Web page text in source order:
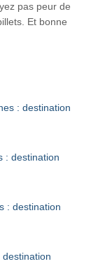
pas peur de
Et bonne
: destination
: destination
: destination